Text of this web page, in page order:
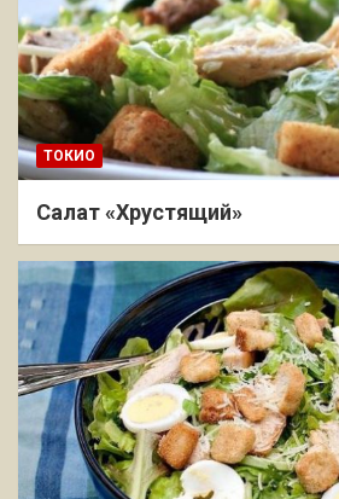
ТОКИО
Салат «Хрустящий»